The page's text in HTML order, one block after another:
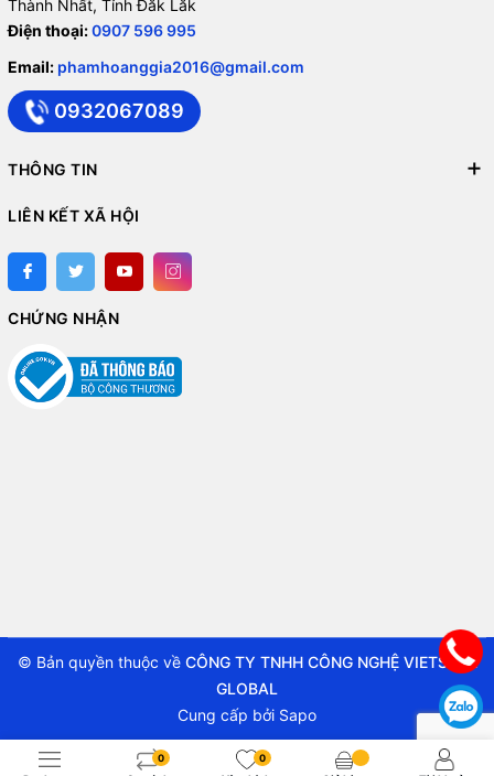
Thành Nhất, Tỉnh Đăk Lăk
Điện thoại:0907 596 995
Email: phamhoanggia2016@gmail.com
0932067089
THÔNG TIN
LIÊN KẾT XÃ HỘI
CHỨNG NHẬN
© Bản quyền thuộc về CÔNG TY TNHH CÔNG NGHỆ VIETSTAR
GLOBAL
Cung cấp bởi Sapo
0 0